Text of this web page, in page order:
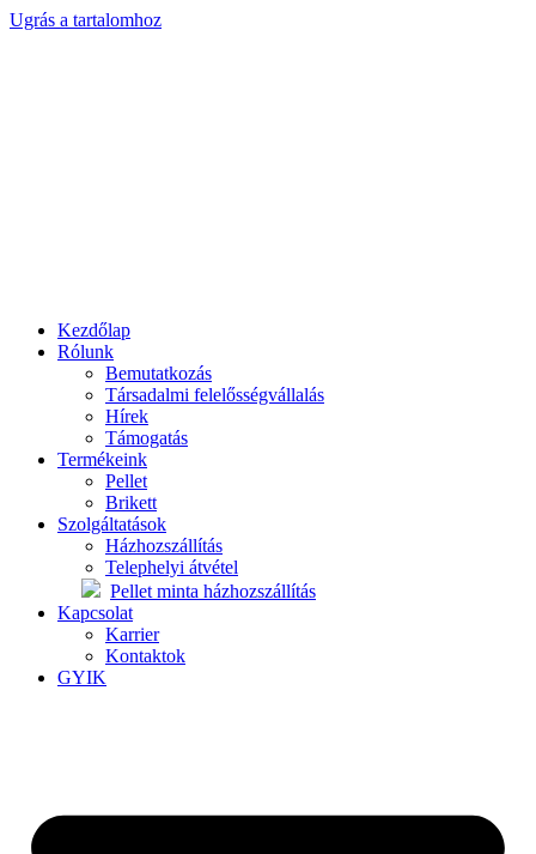
Ugrás a tartalomhoz
Kezdőlap
Rólunk
Bemutatkozás
Társadalmi felelősségvállalás
Hírek
Támogatás
Termékeink
Pellet
Brikett
Szolgáltatások
Házhozszállítás
Telephelyi átvétel
Pellet minta házhozszállítás
Kapcsolat
Karrier
Kontaktok
GYIK